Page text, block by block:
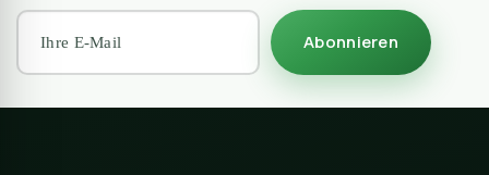
Abonnieren